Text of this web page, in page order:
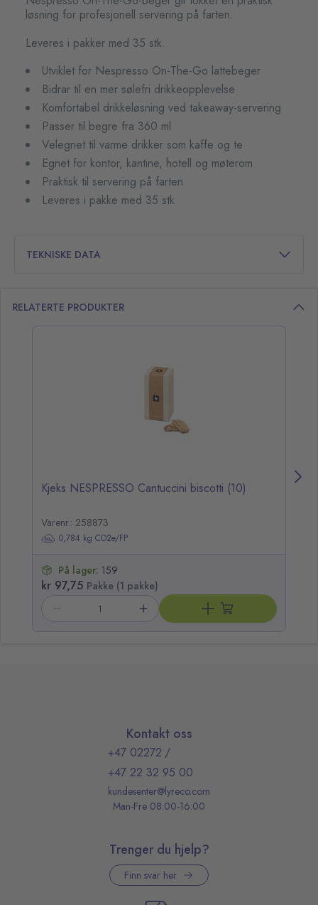
løsning for profesjonell servering på farten.
Leveres i pakker med 35 stk.
Utviklet for Nespresso On-The-Go lattebeger
Bidrar til en mer sølefri drikkeopplevelse
Komfortabel drikkeløsning ved takeaway-servering
Passer til begre fra 360 ml
Velegnet til varme drikker som kaffe og te
Egnet for kontor, kantine, hotell og møterom
Praktisk til servering på farten
Leveres i pakke med 35 stk
TEKNISKE DATA
RELATERTE PRODUKTER
Kjeks NESPRESSO Cantuccini biscotti (10)
Varenr.: 258873
0,784 kg CO2e/FP
På lager: 159
kr 97,75 Pakke (1 pakke)
Kontakt oss
+47 02272 /
+47 22 32 95 00
kundesenter@lyreco.com
Man-Fre 08:00-16:00
Trenger du hjelp?
Finn svar her